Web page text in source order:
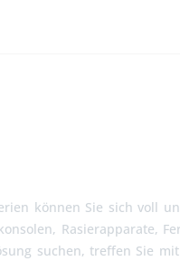
können Sie sich voll
Rasierapparate,
suchen, treffen Sie